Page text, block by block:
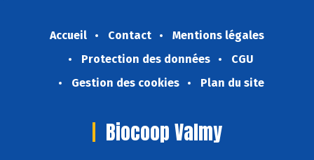
Accueil Contact
Mentions légales
Protection des données
CGU
Gestion des cookies
Plan du site
Biocoop Valmy